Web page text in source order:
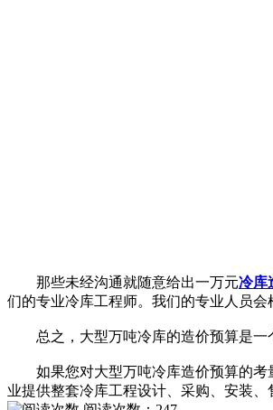
那些未经沟通就随意给出一万元冷库
们的专业冷库工程师。我们的专业人员
总之，大型万吨冷库的造价预算是一个
如果您对大型万吨冷库造价预算的考量
业提供整套冷库工程设计、采购、安装